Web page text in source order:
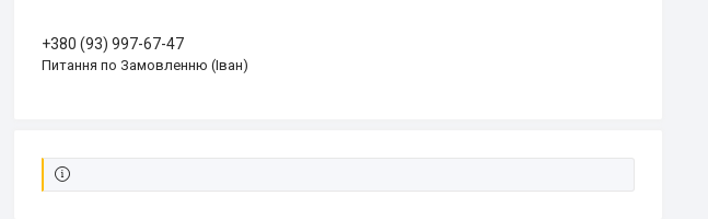
+380 (93) 997-67-47
Питання по Замовленню (Іван)